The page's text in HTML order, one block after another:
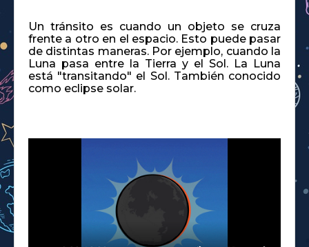
Un tránsito es cuando un objeto se cruza
frente a otro en el espacio. Esto puede pasar
de distintas maneras. Por ejemplo, cuando la
Luna pasa entre la Tierra y el Sol. La Luna
está "transitando" el Sol. También conocido
como eclipse solar.